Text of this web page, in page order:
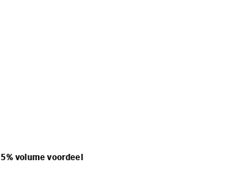
5% volume voordeel